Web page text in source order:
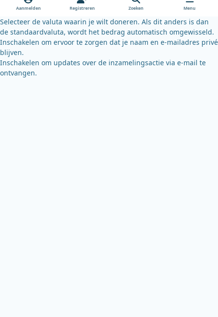
k
y
Aanmelden Registreren Zoeken Menu
Selecteer de valuta waarin je wilt doneren. Als dit anders is dan
de standaardvaluta, wordt het bedrag automatisch omgewisseld.
Inschakelen om ervoor te zorgen dat je naam en e-mailadres privé
blijven.
Inschakelen om updates over de inzamelingsactie via e-mail te
ontvangen.